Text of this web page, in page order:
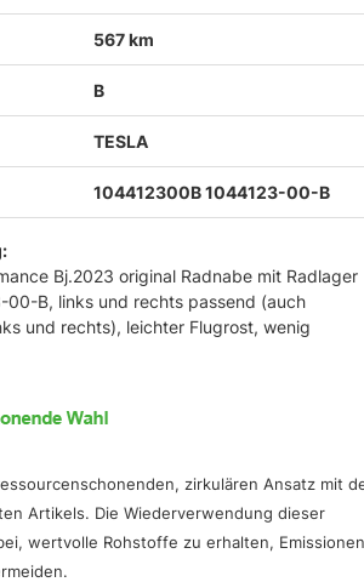
567 km
B
TESLA
104412300B 1044123-00-B
Bj.2023 original Radnabe mit Radlager
00-B, links und rechts passend (auch
und rechts), leichter Flugrost, wenig
zirkulären Ansatz mit
Artikels. Die Wiederverwendung dieser
wertvolle Rohstoffe zu erhalten,